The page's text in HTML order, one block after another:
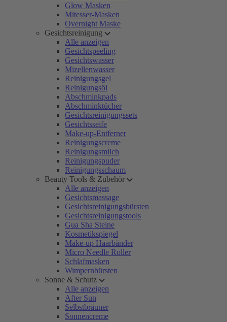
Glow Masken
Mitesser-Masken
Overnight Maske
Gesichtsreinigung
Alle anzeigen
Gesichtspeeling
Gesichtswasser
Mizellenwasser
Reinigungsgel
Reinigungsöl
Abschminkpads
Abschminktücher
Gesichtsreinigungssets
Gesichtsseife
Make-up-Entferner
Reinigungscreme
Reinigungsmilch
Reinigungspuder
Reinigungsschaum
Beauty Tools & Zubehör
Alle anzeigen
Gesichtsmassage
Gesichtsreinigungsbürsten
Gesichtsreinigungstools
Gua Sha Steine
Kosmetikspiegel
Make-up Haarbänder
Micro Needle Roller
Schlafmasken
Wimpernbürsten
Sonne & Schutz
Alle anzeigen
After Sun
Selbstbräuner
Sonnencreme